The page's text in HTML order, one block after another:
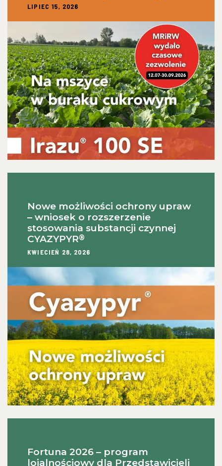
LIPIEC 15, 2026
KWIECIEŃ 28, 2026
Nowe możliwości ochrony upraw
– wniosek o rozszerzenie
stosowania substancji czynnej
CYAZYPYR®
Fortuna 2026 – program
lojalnościowy dla Przedstawicieli